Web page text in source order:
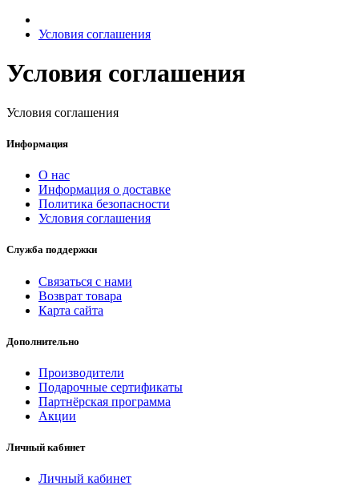
Условия соглашения
Условия соглашения
Условия соглашения
Информация
О нас
Информация о доставке
Политика безопасности
Условия соглашения
Служба поддержки
Связаться с нами
Возврат товара
Карта сайта
Дополнительно
Производители
Подарочные сертификаты
Партнёрская программа
Акции
Личный кабинет
Личный кабинет